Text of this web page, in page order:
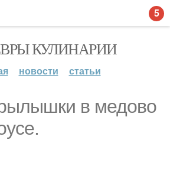
КУЛИНАРИИ
новости статьи
в медово
5